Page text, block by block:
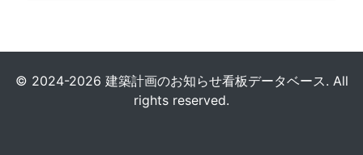
© 2024-2026 建築計画のお知らせ看板データベース. All
rights reserved.